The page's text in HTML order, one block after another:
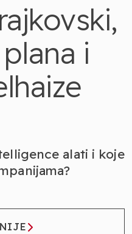
i
alati i koje